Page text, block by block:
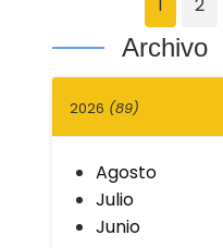
Archivo
2026 (89)
Agosto
Julio
Junio